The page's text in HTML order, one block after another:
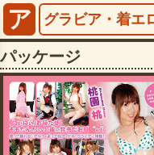
ア グラビア・着エ
パッケージ